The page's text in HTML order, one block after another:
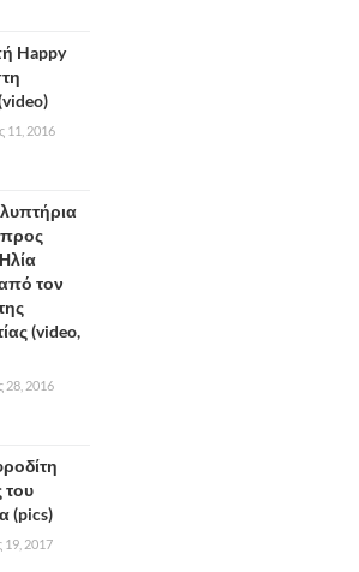
Happy
11, 2016
προς
τον
(video,
28, 2016
του
(pics)
19, 2017